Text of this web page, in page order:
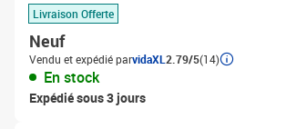
Livraison Offerte
Neuf
Vendu et expédié parvidaXL 2.79/5(14)
En stock
Expédié sous 3 jours